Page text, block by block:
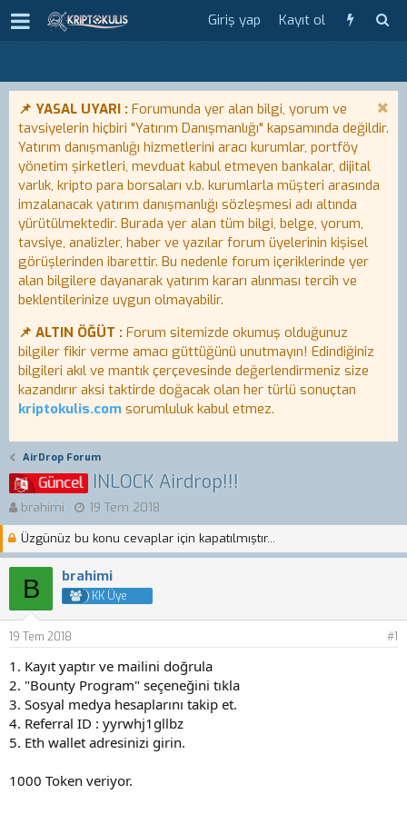
Giriş yap Kayıt ol
📌 YASAL UYARI : Forumunda yer alan bilgi, yorum ve
tavsiyelerin hiçbiri "Yatırım Danışmanlığı" kapsamında değildir.
Yatırım danışmanlığı hizmetlerini aracı kurumlar, portföy
yönetim şirketleri, mevduat kabul etmeyen bankalar, dijital
varlık, kripto para borsaları v.b. kurumlarla müşteri arasında
imzalanacak yatırım danışmanlığı sözleşmesi adı altında
yürütülmektedir. Burada yer alan tüm bilgi, belge, yorum,
tavsiye, analizler, haber ve yazılar forum üyelerinin kişisel
görüşlerinden ibarettir. Bu nedenle forum içeriklerinde yer
alan bilgilere dayanarak yatırım kararı alınması tercih ve
beklentilerinize uygun olmayabilir.
📌 ALTIN ÖĞÜT : Forum sitemizde okumuş olduğunuz
bilgiler fikir verme amacı güttüğünü unutmayın! Edindiğiniz
bilgileri akıl ve mantık çerçevesinde değerlendirmeniz size
kazandırır aksi taktirde doğacak olan her türlü sonuçtan
kriptokulis.com sorumluluk kabul etmez.
AirDrop Forum
Güncel INLOCK Airdrop!!!
K
o
n
b
u
b
a
a
a
n
brahimi
B
a
ş
l
a
n
g
ı
a
r
i
h
19 Tem 2018
Üzgünüz bu konu cevaplar için kapatılmıştır...
B brahimi
KK Üye
19 Tem 2018 #1
1. Kayıt yaptır ve mailini doğrula
2. "Bounty Program" seçeneğini tıkla
3. Sosyal medya hesaplarını takip et.
4. Referral ID : yyrwhj1gllbz
5. Eth wallet adresinizi girin.
1000 Token veriyor.